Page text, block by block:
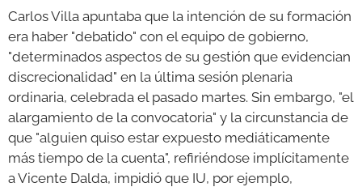
Carlos Villa apuntaba que la intención de su formación
era haber "debatido" con el equipo de gobierno,
"determinados aspectos de su gestión que evidencian
discrecionalidad" en la última sesión plenaria
ordinaria, celebrada el pasado martes. Sin embargo, "el
alargamiento de la convocatoria" y la circunstancia de
que "alguien quiso estar expuesto mediáticamente
más tiempo de la cuenta", refiriéndose implícitamente
a Vicente Dalda, impidió que IU, por ejemplo,